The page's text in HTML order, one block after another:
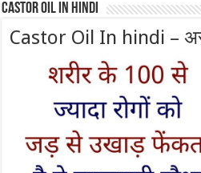
Castor Oil In Hindi
Castor Oil In hindi –